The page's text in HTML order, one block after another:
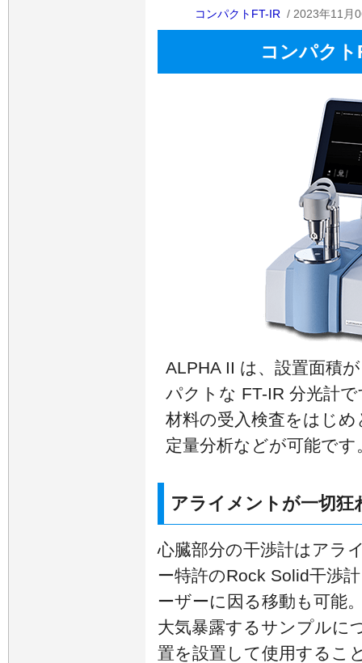
コンパクトFT-IR / 2023年11月
コンパク
ALPHA II は、設置面積
パクトな FT-IR 分光計
材料の受入検査をはじ
定量分析などが可能です
アライメントが一切
心臓部分の干渉計はアラ
ー特許のRock Solid干渉
ーザーに因る移動も可能
大気暴露するサンプルに
置を設置して使用するこ